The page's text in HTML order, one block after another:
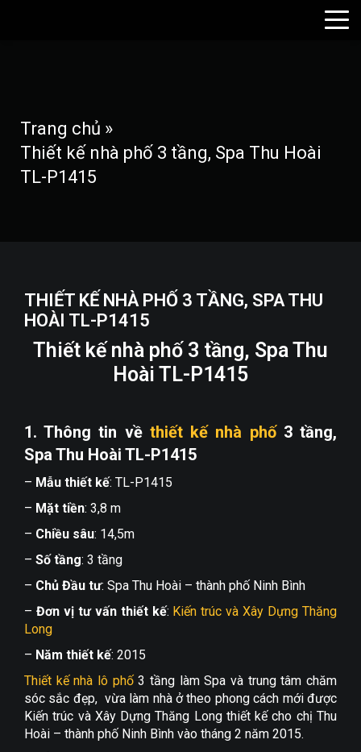
Trang chủ »
Thiết kế nhà phố 3 tầng, Spa Thu Hoài
TL-P1415
THIẾT KẾ NHÀ PHỐ 3 TẦNG, SPA THU
HOÀI TL-P1415
Thiết kế nhà phố 3 tầng, Spa Thu
Hoài TL-P1415
1. Thông tin về thiết kế nhà phố3 tầng,
Spa Thu Hoài TL-P1415
– Mẫu thiết kế: TL-P1415
– Mặt tiền: 3,8 m
– Chiều sâu: 14,5m
– Số tầng: 3 tầng
– Chủ Đầu tư: Spa Thu Hoài – thành phố Ninh Bình
– Đơn vị tư vấn thiết kế: Kiến trúc và Xây Dựng Thăng
Long
– Năm thiết kế: 2015
Thiết kế nhà lô phố3 tầng làm Spa và trung tâm chăm
sóc sắc đẹp, vừa làm nhà ở theo phong cách mới được
Kiến trúc và Xây Dựng Thăng Long thiết kế cho chị Thu
Hoài – thành phố Ninh Bình vào tháng 2 năm 2015.